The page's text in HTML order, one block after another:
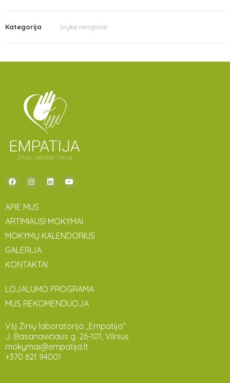
Kategorija Įvykę renginiai
APIE MUS
ARTIMIAUSI MOKYMAI
MOKYMŲ KALENDORIUS
GALERIJA
KONTAKTAI
LOJALUMO PROGRAMA
MUS REKOMENDUOJA
VšĮ Žinių laboratorija „Empatija“
J. Basanavičiaus g. 26-101, Vilnius
mokymai@empatija.lt
+370 621 94001